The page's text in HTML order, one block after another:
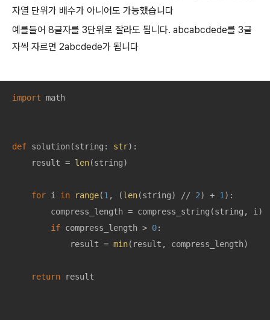
자열 단위가 배수가 아니어도 가능했습니다
예를들어 8글자를 3단위로 잘라도 됩니다. abcabcdede를 3글
자씩 자르면 2abcdede가 됩니다
import math
def solution(string: str):
    result =
len(string)
for i in range(1 , (len(string) // 2) + 1 ):
        compress_length = compress_string(string, i)
if compress_length > 0:
            result =
min(result, compress_length)
return result